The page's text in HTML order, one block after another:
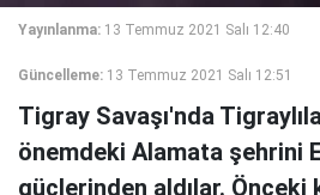
Yayınlanma: 13 Temmuz 2021 Salı 12:40
Güncelleme: 13 Temmuz 2021 Salı 12:51
Tigray Savaşı'nda
önemdeki Alamata şehrini
güçlerinden aldılar. Önceki